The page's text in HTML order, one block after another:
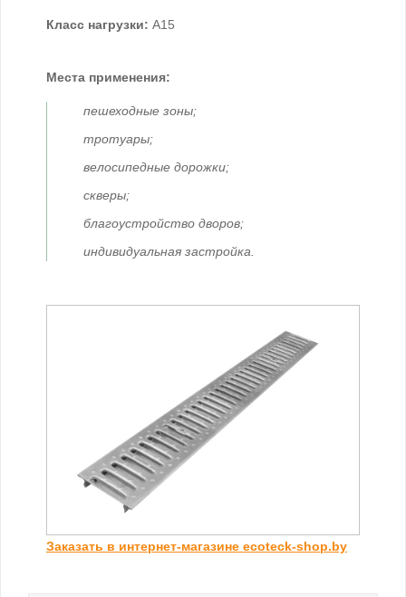
Класс нагрузки: А15
Места применения:
пешеходные зоны;
тротуары;
велосипедные дорожки;
скверы;
благоустройство дворов;
индивидуальная застройка.
Заказать в интернет-магазине ecoteck-shop.by